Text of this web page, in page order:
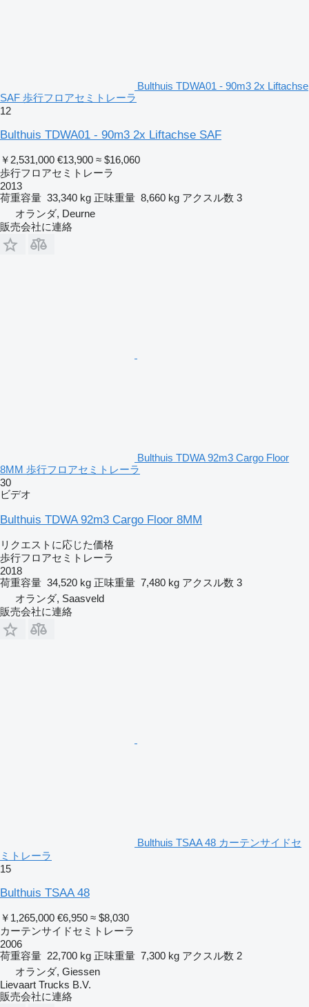
Bulthuis TDWA01 - 90m3 2x Liftachse
SAF 歩行フロアセミトレーラ
12
Bulthuis TDWA01 - 90m3 2x Liftachse SAF
￥2,531,000 €13,900 ≈ $16,060
歩行フロアセミトレーラ
2013
荷重容量 33,340 kg 正味重量 8,660 kg アクスル数 3
オランダ, Deurne
販売会社に連絡
Bulthuis TDWA 92m3 Cargo Floor
8MM 歩行フロアセミトレーラ
30
ビデオ
Bulthuis TDWA 92m3 Cargo Floor 8MM
リクエストに応じた価格
歩行フロアセミトレーラ
2018
荷重容量 34,520 kg 正味重量 7,480 kg アクスル数 3
オランダ, Saasveld
販売会社に連絡
Bulthuis TSAA 48 カーテンサイドセ
ミトレーラ
15
Bulthuis TSAA 48
￥1,265,000 €6,950 ≈ $8,030
カーテンサイドセミトレーラ
2006
荷重容量 22,700 kg 正味重量 7,300 kg アクスル数 2
オランダ, Giessen
Lievaart Trucks B.V.
販売会社に連絡